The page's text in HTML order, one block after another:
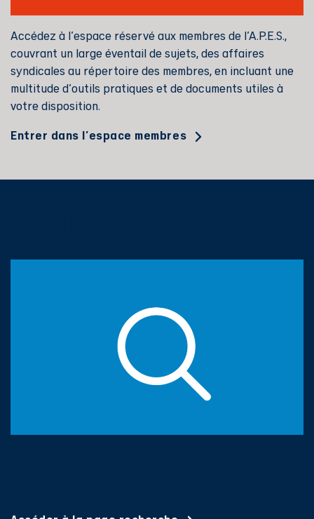
Accédez à l'espace réservé aux membres de l'A.P.E.S.,
couvrant un large éventail de sujets, des affaires
syndicales au répertoire des membres, en incluant une
multitude d'outils pratiques et de documents utiles à
votre disposition.
Entrer dans l'espace membres